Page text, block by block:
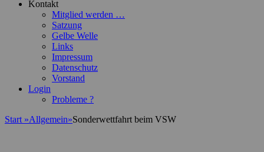
Kontakt
Mitglied werden …
Satzung
Gelbe Welle
Links
Impressum
Datenschutz
Vorstand
Login
Probleme ?
Start »Allgemein»Sonderwettfahrt beim VSW